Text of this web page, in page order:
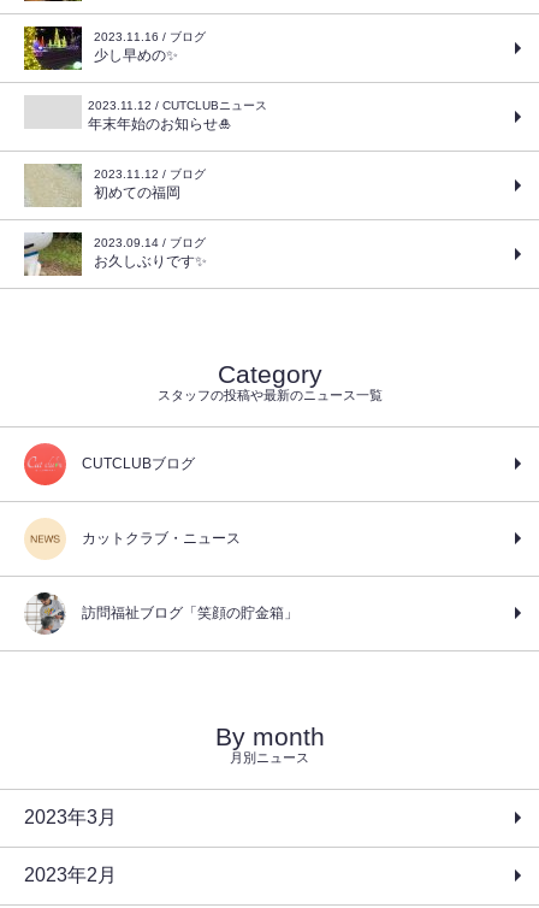
2023.11.16 / ブログ
少し早めの✨
2023.11.12 / CUTCLUBニュース
年末年始のお知らせ🎍
2023.11.12 / ブログ
初めての福岡
2023.09.14 / ブログ
お久しぶりです✨
Category
スタッフの投稿や最新のニュース一覧
CUTCLUBブログ
カットクラブ・ニュース
訪問福祉ブログ「笑顔の貯金箱」
By month
月別ニュース
2023年3月
2023年2月